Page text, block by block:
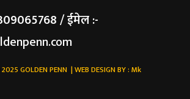
/ ईमेल :-
GOLDEN PENN | WEB DESIGN BY :Mk